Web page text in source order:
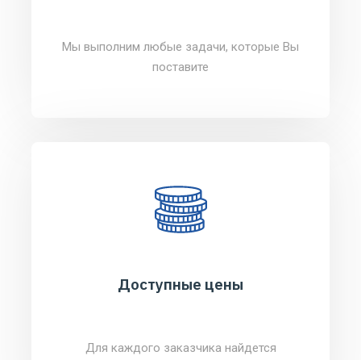
Мы выполним любые задачи, которые Вы
поставите
Доступные цены
Для каждого заказчика найдется